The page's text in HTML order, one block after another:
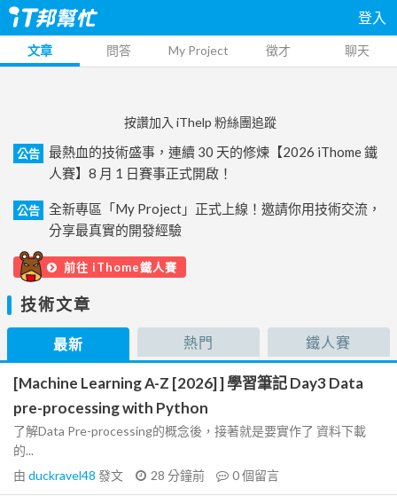
登入
文章 問答 My Project 徵才 聊天
按讚加入 iThelp 粉絲團追蹤
公告
最熱血的技術盛事，連續 30 天的修煉【2026 iThome 鐵
人賽】8 月 1 日賽事正式開啟！
公告
全新專區「My Project」正式上線！邀請你用技術交流，
分享最真實的開發經驗
前往 iThome鐵人賽
技術文章
最新 熱門 鐵人賽
[Machine Learning A-Z [2026] ] 學習筆記 Day3 Data
pre-processing with Python
了解Data Pre-processing的概念後，接著就是要實作了 資料下載
的...
由 duckravel48 發文 28 分鐘前 0個留言